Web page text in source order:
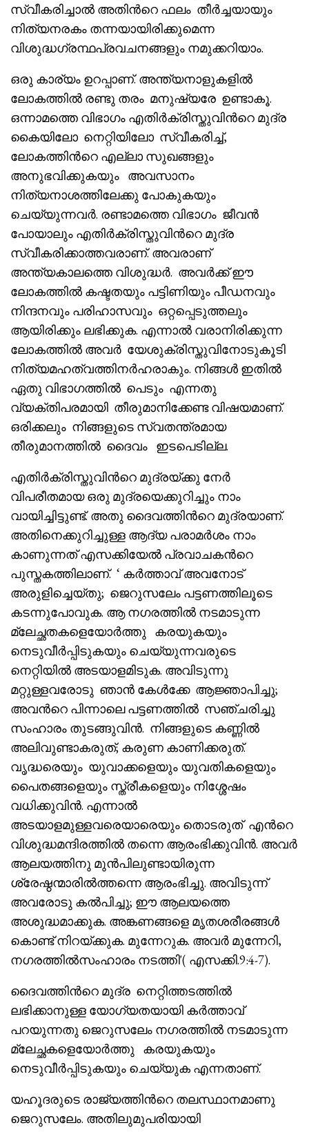
സ്വീകരിച്ചാൽ അതിൻറെ ഫലം തീർച്ചയായും
നിത്യനരകം തന്നയായിരിക്കുമെന്ന
വിശുദ്ധഗ്രന്ഥപ്രവചനങ്ങളും നമുക്കറിയാം.
ഒരു കാര്യം ഉറപ്പാണ്. അന്ത്യനാളുകളിൽ
ലോകത്തിൽ രണ്ടു തരം മനുഷ്യരേ ഉണ്ടാകൂ.
ഒന്നാമത്തെ വിഭാഗം എതിർക്രിസ്തുവിൻറെ മുദ്ര
കൈയിലോ നെറ്റിയിലോ സ്വീകരിച്ച്,
ലോകത്തിൻറെ എല്ലാ സുഖങ്ങളും
അനുഭവിക്കുകയും അവസാനം
നിത്യനാശത്തിലേക്കു പോകുകയും
ചെയ്യുന്നവർ. രണ്ടാമത്തെ വിഭാഗം ജീവൻ
പോയാലും എതിർക്രിസ്തുവിൻറെ മുദ്ര
സ്വീകരിക്കാത്തവരാണ്. അവരാണ്
അന്ത്യകാലത്തെ വിശുദ്ധർ. അവർക്ക് ഈ
ലോകത്തിൽ കഷ്ടതയും പട്ടിണിയും പീഡനവും
നിന്ദനവും പരിഹാസവും ഒറ്റപ്പെടുത്തലും
ആയിരിക്കും ലഭിക്കുക. എന്നാൽ വരാനിരിക്കുന്ന
ലോകത്തിൽ അവർ യേശുക്രിസ്തുവിനോടുകൂടി
നിത്യമഹത്വത്തിനർഹരാകും. നിങ്ങൾ ഇതിൽ
ഏതു വിഭാഗത്തിൽ പെടും എന്നതു
വ്യക്തിപരമായി തീരുമാനിക്കേണ്ട വിഷയമാണ്.
ഒരിക്കലും നിങ്ങളുടെ സ്വതന്ത്രമായ
തീരുമാനത്തിൽ ദൈവം ഇടപെടില്ല.
എതിർക്രിസ്തുവിൻറെ മുദ്രയ്‌ക്കു നേർ
വിപരീതമായ ഒരു മുദ്രയെക്കുറിച്ചും നാം
വായിച്ചിട്ടുണ്ട്. അതു ദൈവത്തിൻറെ മുദ്രയാണ്.
അതിനെക്കുറിച്ചുള്ള ആദ്യ പരാമർശം നാം
കാണുന്നത് എസക്കിയേൽ പ്രവാചകൻറെ
പുസ്തകത്തിലാണ്. ‘ കർത്താവ് അവനോട്
അരുളിച്ചെയ്തു; ജെറുസലേം പട്ടണത്തിലൂടെ
കടന്നുപോവുക. ആ നഗരത്തിൽ നടമാടുന്ന
മ്ലേച്ഛതകളെയോർത്തു കരയുകയും
നെടുവീർപ്പിടുകയും ചെയ്യുന്നവരുടെ
നെറ്റിയിൽ അടയാളമിടുക. അവിടുന്നു
മറ്റുള്ളവരോടു ഞാൻ കേൾക്കേ ആജ്ഞാപിച്ചു;
അവൻറെ പിന്നാലെ പട്ടണത്തിൽ സഞ്ചരിച്ചു
സംഹാരം തുടങ്ങുവിൻ. നിങ്ങളുടെ കണ്ണിൽ
അലിവുണ്ടാകരുത്; കരുണ കാണിക്കരുത്.
വൃദ്ധരെയും യുവാക്കളെയും യുവതികളെയും
പൈതങ്ങളെയും സ്ത്രീകളെയും നിശ്ശേഷം
വധിക്കുവിൻ. എന്നാൽ
അടയാളമുള്ളവരെയാരെയും തൊടരുത് എൻറെ
വിശുദ്ധമന്ദിരത്തിൽ തന്നെ ആരംഭിക്കുവിൻ. അവർ
ആലയത്തിനു മുൻപിലുണ്ടായിരുന്ന
ശ്രേഷ്ഠന്മാരിൽത്തന്നെ ആരംഭിച്ചു. അവിടുന്ന്
അവരോടു കൽപിച്ചു; ഈ ആലയത്തെ
അശുദ്ധമാക്കുക. അങ്കണങ്ങളെ മൃതശരീരങ്ങൾ
കൊണ്ട് നിറയ്ക്കുക. മുന്നേറുക. അവർ മുന്നേറി,
നഗരത്തിൽസംഹാരം നടത്തി'( എസക്കി.9:4-7).
ദൈവത്തിൻറെ മുദ്ര നെറ്റിത്തടത്തിൽ
ലഭിക്കാനുള്ള യോഗ്യതയായി കർത്താവ്
പറയുന്നതു ജെറുസലേം നഗരത്തിൽ നടമാടുന്ന
മ്ലേച്ഛകളെയോർത്തു കരയുകയും
നെടുവീർപ്പിടുകയും ചെയ്യുക എന്നതാണ്.
യഹൂദരുടെ രാജ്യത്തിൻറെ തലസ്ഥാനമാണു
ജെറുസലേം. അതിലുമുപരിയായി